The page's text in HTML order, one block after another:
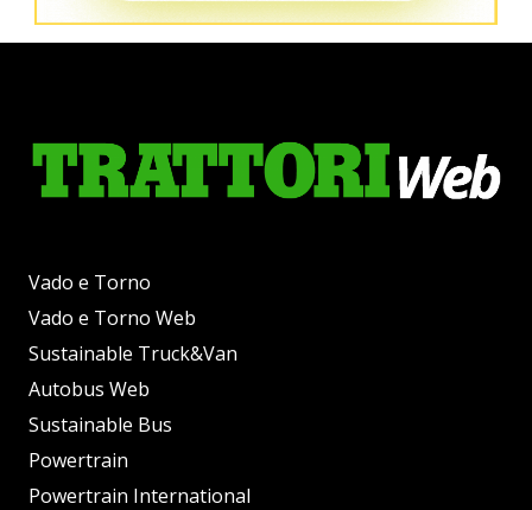
Vado e Torno
Vado e Torno Web
Sustainable Truck&Van
Autobus Web
Sustainable Bus
Powertrain
Powertrain International